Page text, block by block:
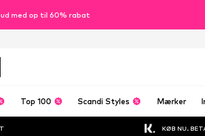
med op til 60% rabat
Top 100 Scandi Styles Mærker
KØB NU.